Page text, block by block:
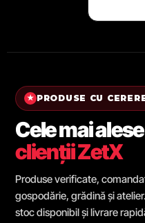
★ PRODUSE CU
Cele mai
clienții ZetX
Produse verificate,
gospodărie, grădină și
stoc disponibil și livrare